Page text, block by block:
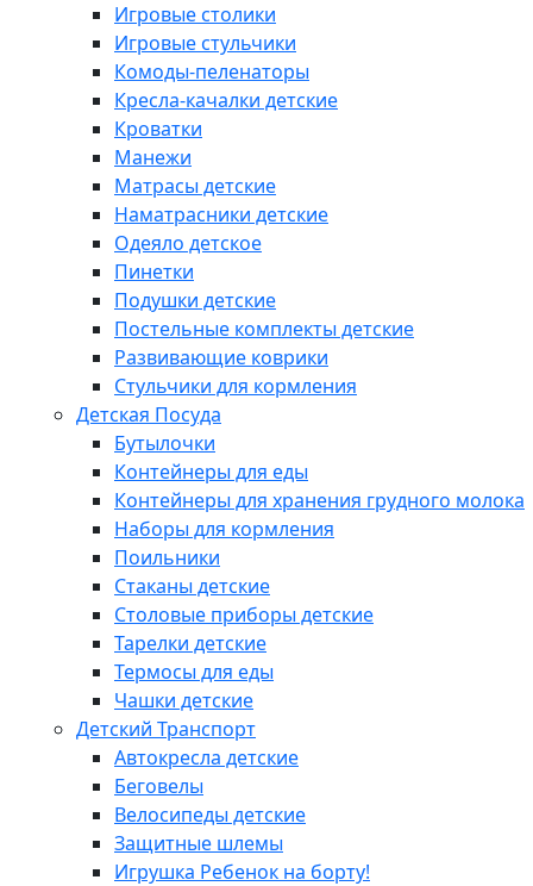
Игровые столики
Игровые стульчики
Комоды-пеленаторы
Кресла-качалки детские
Кроватки
Манежи
Матрасы детские
Наматрасники детские
Одеяло детское
Пинетки
Подушки детские
Постельные комплекты детские
Развивающие коврики
Стульчики для кормления
Детская Посуда
Бутылочки
Контейнеры для еды
Контейнеры для хранения грудного молока
Наборы для кормления
Поильники
Стаканы детские
Столовые приборы детские
Тарелки детские
Термосы для еды
Чашки детские
Детский Транспорт
Автокресла детские
Беговелы
Велосипеды детские
Защитные шлемы
Игрушка Ребенок на борту!